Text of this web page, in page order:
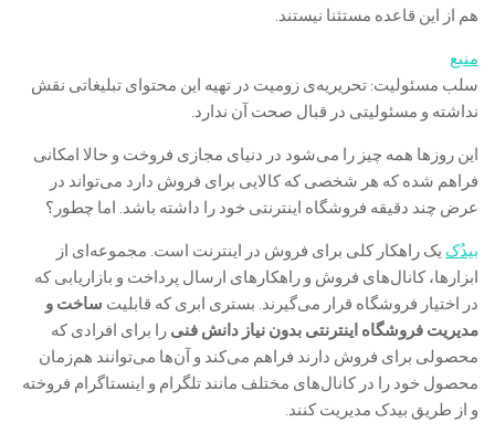
هم از این قاعده مستثنا نیستند.
منبع
سلب‌ مسئولیت: تحریریه‌ی زومیت در تهیه‌ این محتوای تبلیغاتی نقش
نداشته و مسئولیتی در قبال صحت آن ندارد.
این روزها همه چیز را می‌شود در دنیای مجازی فروخت و حالا امکانی
فراهم شده که هر شخصی که کالایی برای فروش دارد می‌تواند در
عرض چند دقیقه فروشگاه اینترنتی خود را داشته باشد. اما چطور؟
بیدُک یک راهکار کلی برای فروش در اینترنت است. مجموعه‌ای از
ابزارها، کانال‌های فروش و راهکارهای ارسال پرداخت و بازاریابی که
در اختیار فروشگاه قرار می‌گیرند. بستری ابری که قابلیت ساخت و
مدیریت فروشگاه اینترنتی بدون نیاز دانش فنی را برای افرادی که
محصولی برای فروش دارند فراهم می‌کند و آن‌ها می‌توانند هم‌زمان
محصول خود را در کانال‌های مختلف مانند تلگرام و اینستاگرام فروخته
و از طریق بیدک مدیریت کنند.